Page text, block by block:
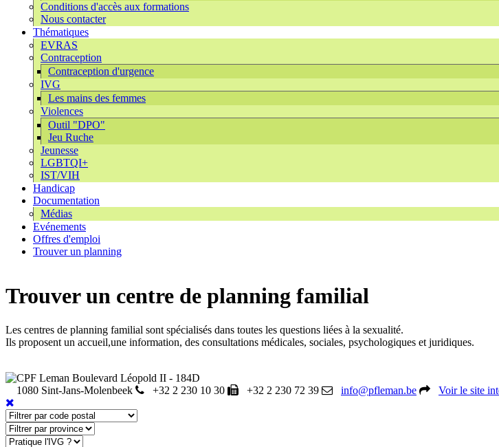
Conditions d'accès aux formations
Nous contacter
Thématiques
EVRAS
Contraception
Contraception d'urgence
IVG
Les mains des femmes
Violences
Outil "DPO"
Jeu Ruche
Jeunesse
LGBTQI+
IST/VIH
Handicap
Documentation
Médias
Evénements
Offres d'emploi
Trouver un planning
Trouver un centre de planning familial
Les centres de planning familial sont spécialisés dans toutes les questions liées à la sexualité.
Ils proposent un accueil,une information, des consultations médicales, sociales, psychologiques et juridiques.
CPF Leman Boulevard Léopold II - 184D
1080 Sint-Jans-Molenbeek
+32 2 230 10 30 +32 2 230 72 39 info@pfleman.be Voir le site